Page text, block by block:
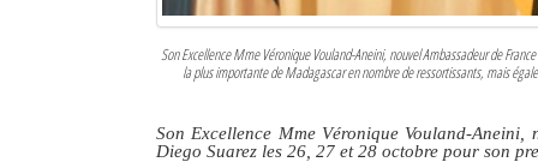
Son Excellence Mme Véronique Vouland-Aneini, nouvel Ambassadeur de
la plus importante de Madagascar en nombre de ressortissants, mais
Son Excellence Mme Véronique Vouland-
Diego Suarez les 26, 27 et 28 octobre pour son